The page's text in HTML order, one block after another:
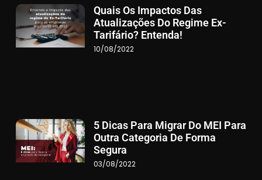
Quais Os Impactos Das
Atualizações Do Regime Ex-
Tarifário? Entenda!
10/08/2022
5 Dicas Para Migrar Do MEI Para
Outra Categoria De Forma
Segura
03/08/2022